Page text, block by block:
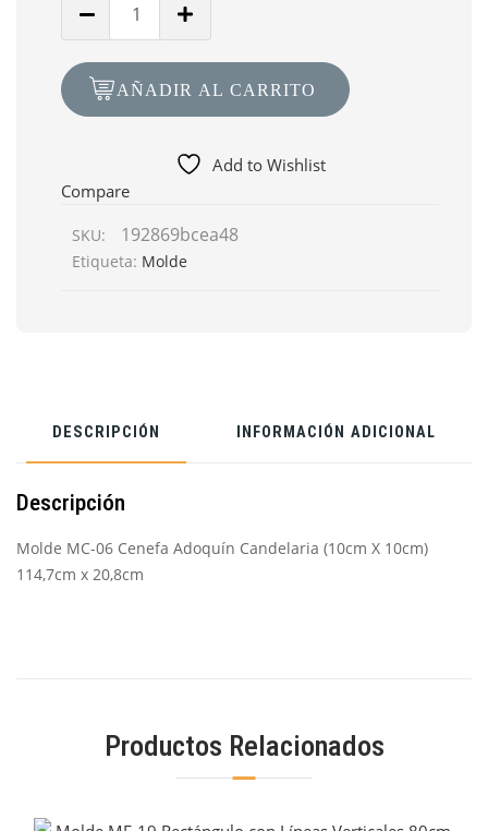
MC-
06
Candelaria
20.8cm
AÑADIR AL CARRITO
Add to Wishlist
Compare
SKU: 192869bcea48
Etiqueta: Molde
DESCRIPCIÓN INFORMACIÓN ADICIONAL
Descripción
Molde MC-06 Cenefa Adoquín Candelaria (10cm X 10cm)
114,7cm x 20,8cm
Productos Relacionados